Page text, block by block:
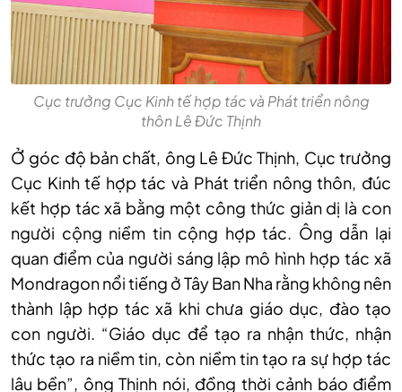
Cục trưởng Cục Kinh tế hợp tác và Phát triển nông
thôn Lê Đức Thịnh
Ở góc độ bản chất, ông Lê Đức Thịnh, Cục trưởng
Cục Kinh tế hợp tác và Phát triển nông thôn, đúc
kết hợp tác xã bằng một công thức giản dị là con
người cộng niềm tin cộng hợp tác. Ông dẫn lại
quan điểm của người sáng lập mô hình hợp tác xã
Mondragon nổi tiếng ở Tây Ban Nha rằng không nên
thành lập hợp tác xã khi chưa giáo dục, đào tạo
con người. “Giáo dục để tạo ra nhận thức, nhận
thức tạo ra niềm tin, còn niềm tin tạo ra sự hợp tác
lâu bền”, ông Thịnh nói, đồng thời cảnh báo điểm